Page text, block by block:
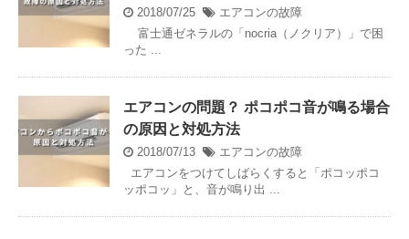
2018/07/25
エアコンの故障
富士通ゼネラルの「nocria（ノクリア）」で困
った ...
エアコンの問題？ ポコポコ音が鳴る場合
の原因と対処方法
2018/07/13
エアコンの故障
エアコンをつけてしばらくすると「ポコッポコ
ッポコッ」と、音が鳴り出 ...